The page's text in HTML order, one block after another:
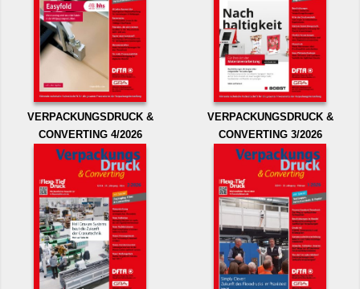
VERPACKUNGSDRUCK &
CONVERTING 4/2026
VERPACKUNGSDRUCK &
CONVERTING 3/2026